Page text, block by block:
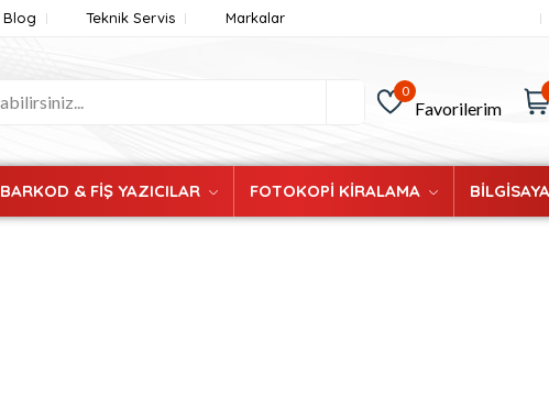
Blog Teknik Servis Markalar
0
Favorilerim
BARKOD & FİŞ YAZICILAR FOTOKOPİ KİRALAMA